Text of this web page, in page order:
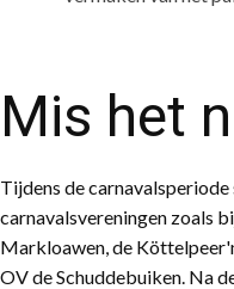
Mis het
Tijdens de
carnavalsvereningen zoals
Markloawen, de
OV de Schuddebuiken. Na